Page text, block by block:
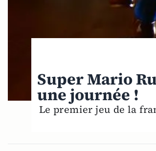
Super Mario
une journée !
Le premier jeu de la